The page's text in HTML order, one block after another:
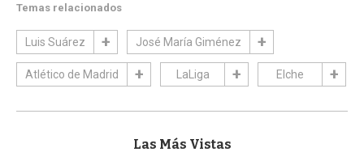
Temas relacionados
Luis Suárez José María Giménez
Atlético de Madrid LaLiga Elche
Las Más Vistas